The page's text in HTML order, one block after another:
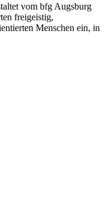
vom bfg Augsburg
freigeistig,
Menschen ein, in